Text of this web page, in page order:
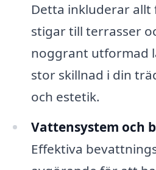
Detta inkluderar allt
stigar till terrasser
noggrant utformad
stor skillnad i din
och estetik.
Vattensystem och
Effektiva